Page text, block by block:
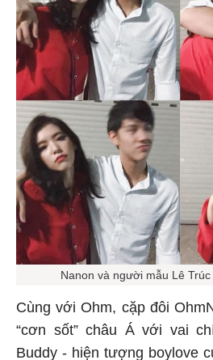
Nanon và người mẫu Lê
Cùng với Ohm, cặp đôi
“cơn sốt” châu Á với vai
Buddy - hiện tượng boylove